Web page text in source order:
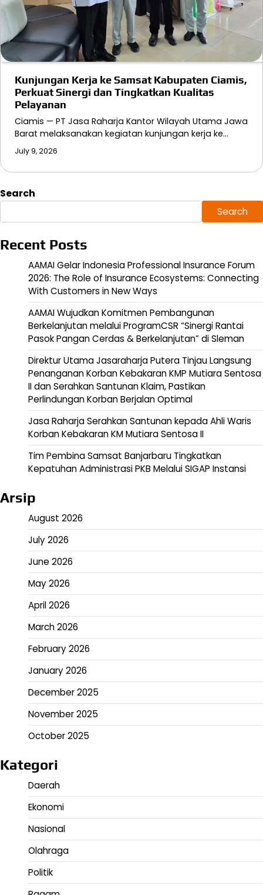
Kunjungan Kerja ke Samsat Kabupaten Ciamis,
Perkuat Sinergi dan Tingkatkan Kualitas
Pelayanan
Ciamis — PT Jasa Raharja Kantor Wilayah Utama Jawa
Barat melaksanakan kegiatan kunjungan kerja ke…
July 9, 2026
Search
Search
Recent Posts
AAMAI Gelar Indonesia Professional Insurance Forum
2026: The Role of Insurance Ecosystems: Connecting
With Customers in New Ways
AAMAI Wujudkan Komitmen Pembangunan
Berkelanjutan melalui ProgramCSR “Sinergi Rantai
Pasok Pangan Cerdas & Berkelanjutan” di Sleman
Direktur Utama Jasaraharja Putera Tinjau Langsung
Penanganan Korban Kebakaran KMP Mutiara Sentosa
II dan Serahkan Santunan Klaim, Pastikan
Perlindungan Korban Berjalan Optimal
Jasa Raharja Serahkan Santunan kepada Ahli Waris
Korban Kebakaran KM Mutiara Sentosa II
Tim Pembina Samsat Banjarbaru Tingkatkan
Kepatuhan Administrasi PKB Melalui SIGAP Instansi
Arsip
August 2026
July 2026
June 2026
May 2026
April 2026
March 2026
February 2026
January 2026
December 2025
November 2025
October 2025
Kategori
Daerah
Ekonomi
Nasional
Olahraga
Politik